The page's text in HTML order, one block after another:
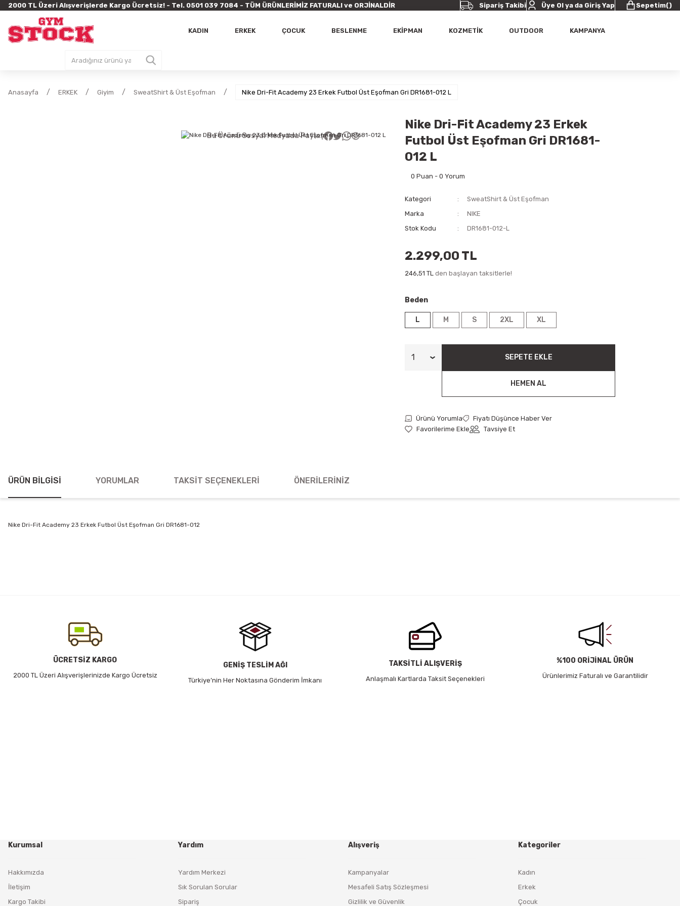
2000 TL Üzeri Alışverişlerde Kargo Ücretsiz! - Tel. 0501 039 7084 - TÜM ÜRÜNLERİMİZ FATURALI ve ORJİNALDİR Sipariş Takibi Üye Ol ya da Giriş Yap Sepetim()
KADIN ERKEK ÇOCUK BESLENME EKİPMAN KOZMETİK OUTDOOR KAMPANYA
Anasayfa ERKEK Giyim SweatShirt & Üst Eşofman Nike Dri-Fit Academy 23 Erkek Futbol Üst Eşofman Gri DR1681-012 L
Bu Ürünü Sosyal Medyada Paylaş
Nike Dri-Fit Academy 23 Erkek
Futbol Üst Eşofman Gri DR1681-
012 L
0 Puan - 0 Yorum
Kategori
SweatShirt & Üst Eşofman
Marka
NIKE
Stok Kodu
DR1681-012-L
2.299,00 TL
246,51 TL den başlayan taksitlerle!
Beden
L M S 2XL XL
SEPETE EKLE
HEMEN AL
Ürünü Yorumla
Fiyatı Düşünce Haber Ver
Tavsiye Et
ÜRÜN BILGISI YORUMLAR TAKSIT SEÇENEKLERI ÖNERILERINIZ
Nike Dri-Fit Academy 23 Erkek Futbol Üst Eşofman Gri DR1681-012
Ürün bilgilerinde hatalar bulunuyor.
Ürün fiyatı diğer sitelerden daha pahalı.
Bu ürüne benzer farklı alternatifler olmalı.
ÜCRETSİZ KARGO
2000 TL Üzeri Alışverişlerinizde Kargo Ücretsiz
GENİŞ TESLİM AĞI
Türkiye’nin Her Noktasına Gönderim İmkanı
TAKSİTLİ ALIŞVERİŞ
Anlaşmalı Kartlarda Taksit Seçenekleri
%100 ORİJİNAL ÜRÜN
Ürünlerimiz Faturalı ve Garantilidir
Kurumsal
Hakkımızda
İletişim
Kargo Takibi
Yardım
Yardım Merkezi
Sık Sorulan Sorular
Sipariş
Alışveriş
Kampanyalar
Mesafeli Satış Sözleşmesi
Gizlilik ve Güvenlik
Kategoriler
Kadın
Erkek
Çocuk